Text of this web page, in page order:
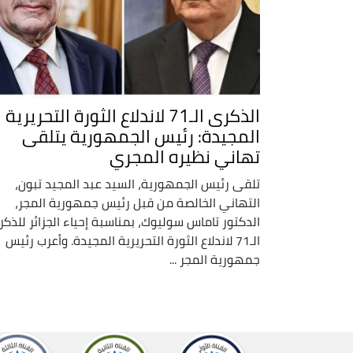
الذكرى الـ71 لاندلاع الثورة التحريرية
المجيدة: رئيس الجمهورية يتلقى
تهاني نظيره المجري
تلقى رئيس الجمهورية، السيد عبد المجيد تبون،
التهاني الخالصة من قبل رئيس جمهورية المجر،
الدكتور تاماس سوليوك، بمناسبة إحياء الجزائر
الـ71 لاندلاع الثورة التحريرية المجيدة. وأعرب رئيس
جمهورية المجر ...